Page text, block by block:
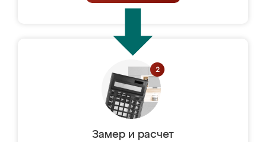
Замер и расчет